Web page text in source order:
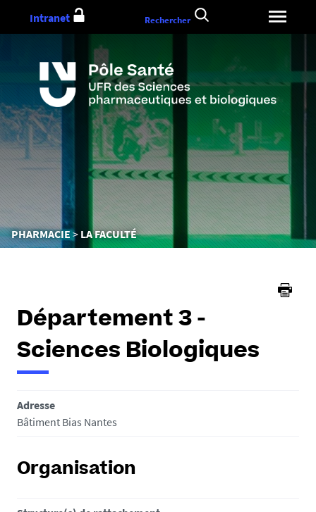
au
Vous
êtes
PHARMACIE LA FACULTÉ
Intranet Rechercher
Département 3 -
Sciences Biologiques
Adresse
Bâtiment Bias Nantes
Organisation